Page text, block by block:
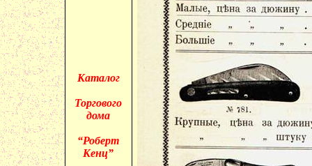
Каталог
Торгового
дома
“Роберт
Кенц”